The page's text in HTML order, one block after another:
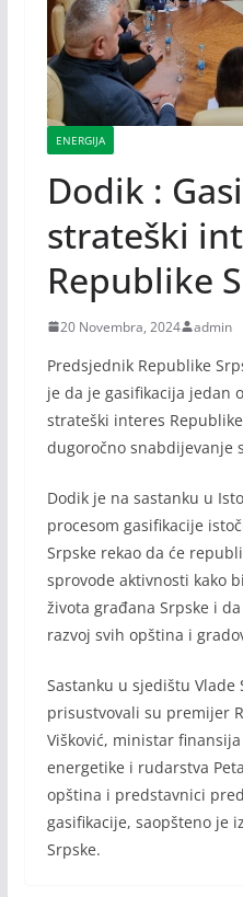
ENERGIJA
Dodik :
strateški
Republike
20 Novembra, 2024 admin
Predsjednik Republike
je da je gasifikacija jedan
strateški interes
dugoročno snabdijevanje
Dodik je na sastanku u
procesom gasifikacije
Srpske rekao da će
sprovode aktivnosti kako
života građana Srpske i
razvoj svih opština i
Sastanku u sjedištu Vlade
prisustvovali su premijer
Višković, ministar
energetike i rudarstva
opština i predstavnici
gasifikacije, saopšteno je
Srpske.